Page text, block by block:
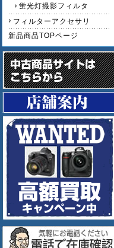
蛍光灯撮影フィルタ
フィルターアクセサリ
新品商品TOPページ